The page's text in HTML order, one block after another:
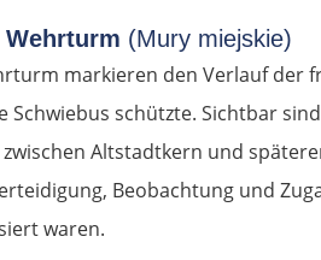
(Mury miejskie)
markieren den Verlauf der
schützte. Sichtbar
Altstadtkern und
Beobachtung und
waren.